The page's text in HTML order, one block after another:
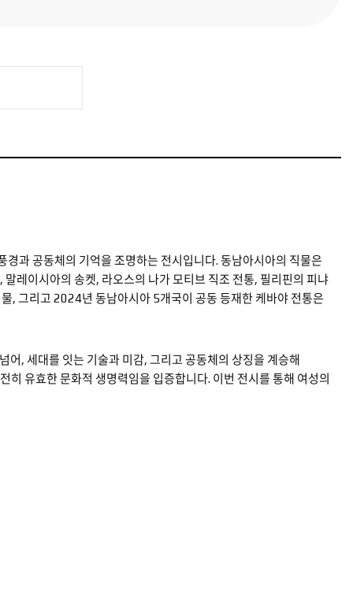
과 공동체의 기억을 조명하는 전시입니다. 동남아시아의 직물은
레이시아의 송켓, 라오스의 나가 모티브 직조 전통, 필리핀의 피냐
, 그리고 2024년 동남아시아 5개국이 공동 등재한 케바야 전통은
, 세대를 잇는 기술과 미감, 그리고 공동체의 상징을 계승해
유효한 문화적 생명력임을 입증합니다. 이번 전시를 통해 여성의